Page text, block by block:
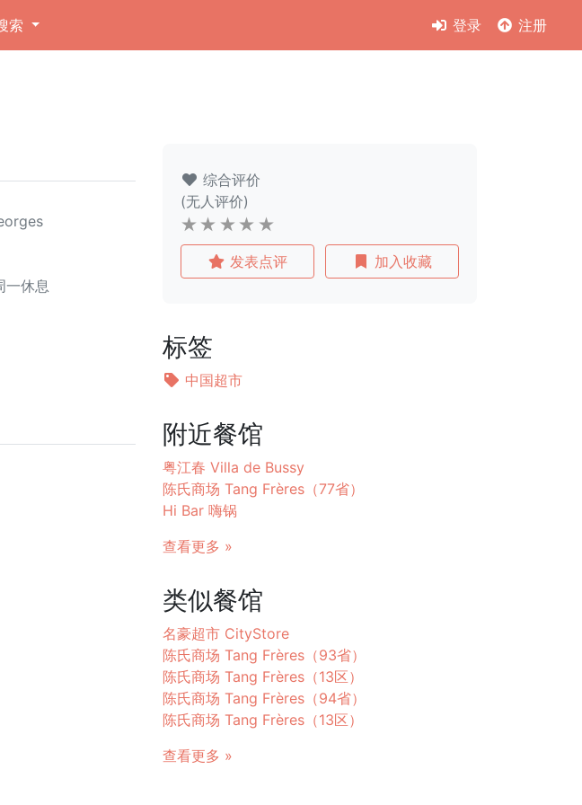
索 登录 注册
一休息
综合评价
(无人评价)
发表点评 加入收藏
标签
中国超市
附近餐馆
粤江春 Villa de Bussy
陈氏商场 Tang Frères（77省）
Hi Bar 嗨锅
查看更多 »
类似餐馆
名豪超市 CityStore
陈氏商场 Tang Frères（93省）
陈氏商场 Tang Frères（13区）
陈氏商场 Tang Frères（94省）
陈氏商场 Tang Frères（13区）
查看更多 »